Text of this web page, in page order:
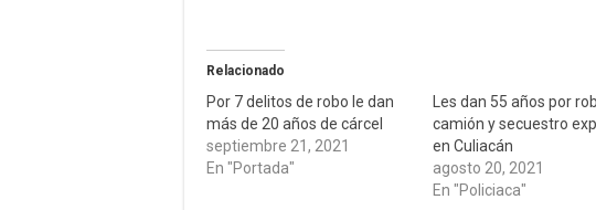
Relacionado
Por 7 delitos de robo le dan
más de 20 años de cárcel
septiembre 21, 2021
En "Portada"
Les dan 55 años por
camión y secuestro
en Culiacán
agosto 20, 2021
En "Policiaca"